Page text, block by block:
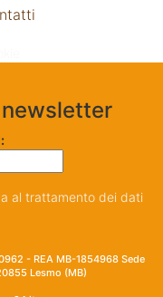
al trattamento dei dati
- REA MB-1854968 Sede
Lesmo (MB)